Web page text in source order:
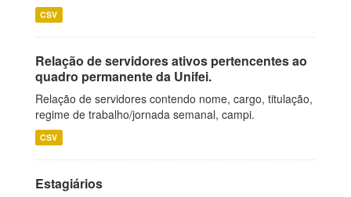
CSV
Relação de servidores ativos pertencentes ao
quadro permanente da Unifei.
Relação de servidores contendo nome, cargo, titulação,
regime de trabalho/jornada semanal, campi.
CSV
Estagiários